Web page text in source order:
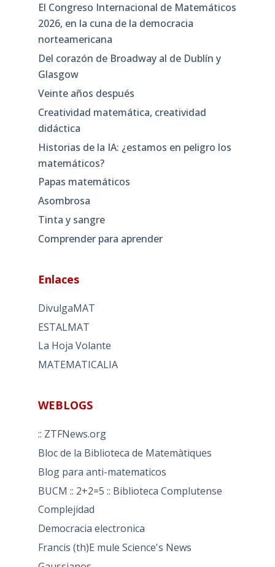
El Congreso Internacional de Matemáticos
2026, en la cuna de la democracia
norteamericana
Del corazón de Broadway al de Dublín y
Glasgow
Veinte años después
Creatividad matemática, creatividad
didáctica
Historias de la IA: ¿estamos en peligro los
matemáticos?
Papas matemáticos
Asombrosa
Tinta y sangre
Comprender para aprender
Enlaces
DivulgaMAT
ESTALMAT
La Hoja Volante
MATEMATICALIA
WEBLOGS
:: ZTFNews.org
Bloc de la Biblioteca de Matemàtiques
Blog para anti-matematicos
BUCM :: 2+2=5 :: Biblioteca Complutense
Complejidad
Democracia electronica
Francis (th)E mule Science's News